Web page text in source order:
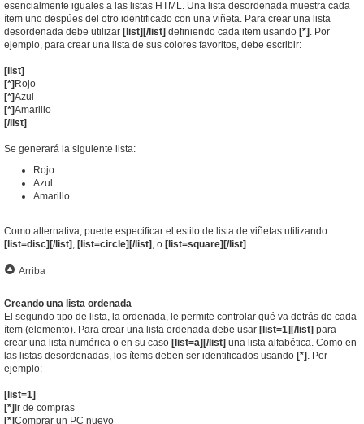
esencialmente iguales a las listas HTML. Una lista desordenada muestra cada
ítem uno despúes del otro identificado con una viñeta. Para crear una lista
desordenada debe utilizar [list][/list] definiendo cada item usando [*] . Por
ejemplo, para crear una lista de sus colores favoritos, debe escribir:
[list]
[*] Rojo
[*]Azul
[*]Amarillo
[/list]
Se generará la siguiente lista:
Rojo
Azul
Amarillo
Como alternativa, puede especificar el estilo de lista de viñetas utilizando
[list=disc][/list] [list=circle][/list] , o [list=square][/list]
Arriba
Creando una lista ordenada
El segundo tipo de lista, la ordenada, le permite controlar qué va detrás de cada
ítem (elemento). Para crear una lista ordenada debe usar [list=1][/list] para
crear una lista numérica o en su caso [list=a][/list] una lista alfabética. Como en
las listas desordenadas, los ítems deben ser identificados usando [*] . Por
ejemplo:
[list=1]
[*]Ir de compras
[*]Comprar un PC nuevo